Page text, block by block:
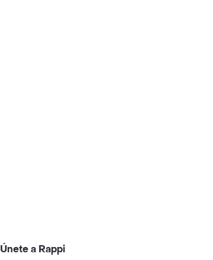
Únete a Rappi